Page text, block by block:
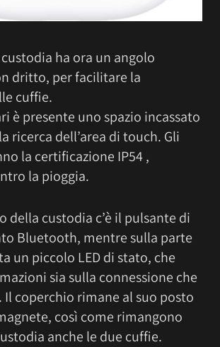
ha ora un angolo
dritto, per facilitare la
cuffie.
è presente uno spazio incassato
ricerca dell’area di touch. Gli
la certificazione IP54 ,
la pioggia.
della custodia c’è il pulsante di
Bluetooth, mentre sulla parte
un piccolo LED di stato, che
sia sulla connessione che
coperchio rimane al suo posto
così come rimangono
anche le due cuffie.